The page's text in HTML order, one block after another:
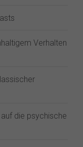
Verhalten
die psychische